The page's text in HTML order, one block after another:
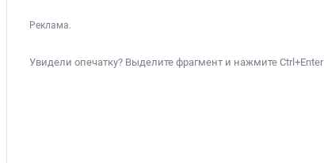
Реклама.
Увидели опечатку? Выделите фрагмент и нажмите Ctrl+Enter